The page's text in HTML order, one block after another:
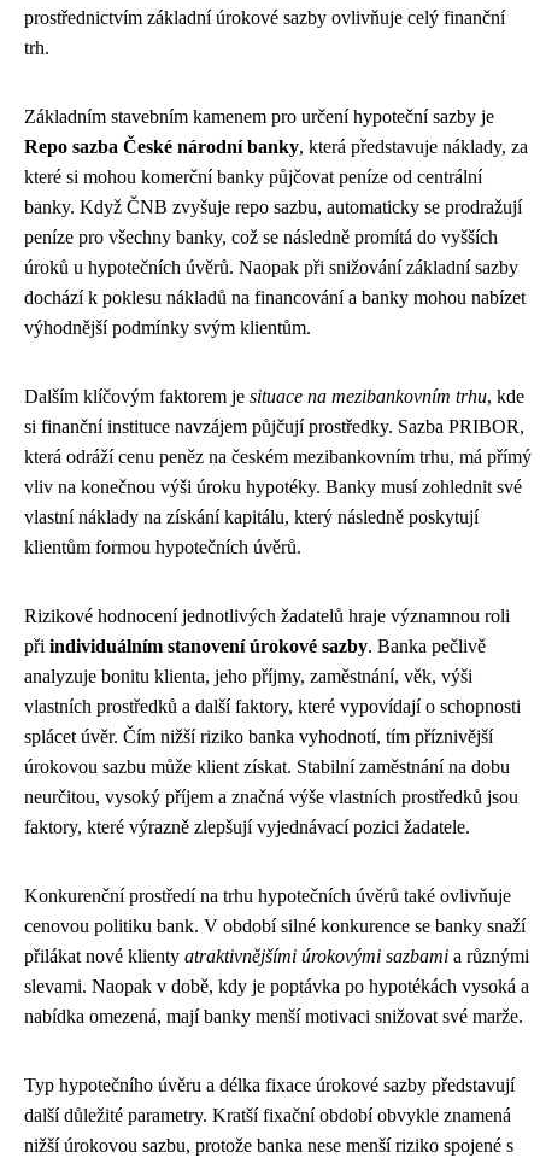
prostřednictvím základní úrokové sazby ovlivňuje celý finanční
trh.
Základním stavebním kamenem pro určení hypoteční sazby je
Repo sazba České národní banky, která představuje náklady, za
které si mohou komerční banky půjčovat peníze od centrální
banky. Když ČNB zvyšuje repo sazbu, automaticky se prodražují
peníze pro všechny banky, což se následně promítá do vyšších
úroků u hypotečních úvěrů. Naopak při snižování základní sazby
dochází k poklesu nákladů na financování a banky mohou nabízet
výhodnější podmínky svým klientům.
Dalším klíčovým faktorem je situace na mezibankovním trhu, kde
si finanční instituce navzájem půjčují prostředky. Sazba PRIBOR,
která odráží cenu peněz na českém mezibankovním trhu, má přímý
vliv na konečnou výši úroku hypotéky. Banky musí zohlednit své
vlastní náklady na získání kapitálu, který následně poskytují
klientům formou hypotečních úvěrů.
Rizikové hodnocení jednotlivých žadatelů hraje významnou roli
při individuálním stanovení úrokové sazby. Banka pečlivě
analyzuje bonitu klienta, jeho příjmy, zaměstnání, věk, výši
vlastních prostředků a další faktory, které vypovídají o schopnosti
splácet úvěr. Čím nižší riziko banka vyhodnotí, tím příznivější
úrokovou sazbu může klient získat. Stabilní zaměstnání na dobu
neurčitou, vysoký příjem a značná výše vlastních prostředků jsou
faktory, které výrazně zlepšují vyjednávací pozici žadatele.
Konkurenční prostředí na trhu hypotečních úvěrů také ovlivňuje
cenovou politiku bank. V období silné konkurence se banky snaží
přilákat nové klienty atraktivnějšími úrokovými sazbami a různými
slevami. Naopak v době, kdy je poptávka po hypotékách vysoká a
nabídka omezená, mají banky menší motivaci snižovat své marže.
Typ hypotečního úvěru a délka fixace úrokové sazby představují
další důležité parametry. Kratší fixační období obvykle znamená
nižší úrokovou sazbu, protože banka nese menší riziko spojené s